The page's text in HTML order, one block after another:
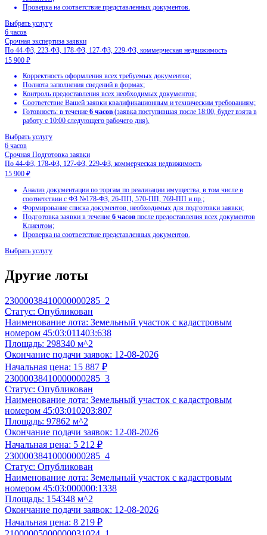
Экспертиза заявки
По 44-ФЗ, 223-ФЗ, 178-ФЗ, 127-ФЗ, 229-ФЗ, коммерческая
12 900 ₽
Корректность оформления всех требуемых документов;
Полнота заполнения сведений в формах;
Контроль предоставления всех необходимых документов;
Соответствие Вашей заявки квалификационным и
Готовность:48 часовс момента обращения.
Выбрать услугу
Подготовка заявки
По 44-ФЗ, 178-ФЗ, 127-ФЗ, 229-ФЗ, коммерческая
11 900 ₽
Анализ документации по торгам по реализации
соответствии с ФЗ №178-ФЗ, 26-ПП, 570-ПП, 769-ПП и
Другие лоты
23000038410000000285_2
Статус: Опубликован
Наименование лота: Земельный участок с кадастровым
номером 45:03:011403:638
Площадь: 298340 м^2
Окончание подачи заявок: 12-08-2026
Начальная цена: 15 887 ₽
23000038410000000285_3
Статус: Опубликован
Наименование лота: Земельный участок с кадастровым
номером 45:03:010203:807
Площадь: 97862 м^2
Окончание подачи заявок: 12-08-2026
Начальная цена: 5 212 ₽
23000038410000000285_4
Статус: Опубликован
Наименование лота: Земельный участок с кадастровым
номером 45:03:000000:1338
Площадь: 154348 м^2
Окончание подачи заявок: 12-08-2026
Начальная цена: 8 219 ₽